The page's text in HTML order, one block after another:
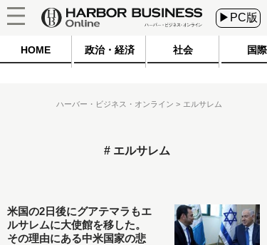
▶PC版
HOME 政治・経済 社会 国際
ハーバー・ビジネス・オンライン エルサレム
エルサレム
米国の2日後にグアテマラもエ
ルサレムに大使館を移した。
その理由にある中米国家の悲